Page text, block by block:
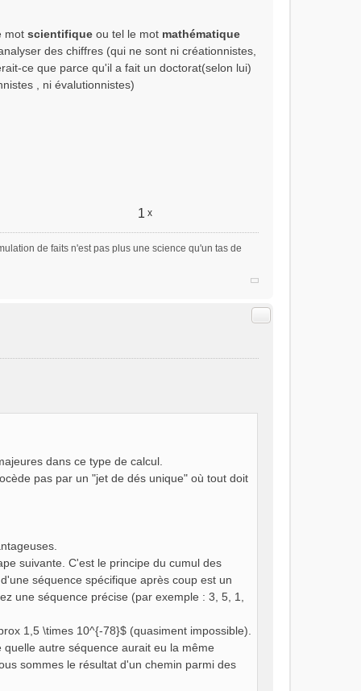
mot scientifique ou tel le mot mathématique
des chiffres (qui ne sont ni créationnistes,
ce que parce qu'il a fait un doctorat(selon lui)
, ni évalutionnistes)
1 x
de faits n'est pas plus une science qu'un tas de
Citer
dans ce type de calcul.
pas par un "jet de dés unique" où tout doit
suivante. C'est le principe du cumul des
séquence spécifique après coup est un
une séquence précise (par exemple : 3, 5, 1,
1,5 \times 10^{-78}$ (quasiment impossible).
autre séquence aurait eu la même
sommes le résultat d'un chemin parmi des